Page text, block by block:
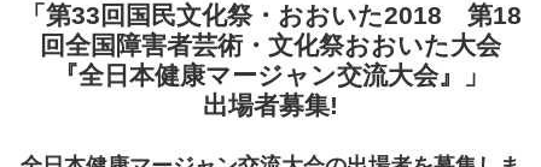
「第33回国民文化祭・おおいた2018 第18
回全国障害者芸術・文化祭おおいた大会
『全日本健康マージャン交流大会』」
出場者募集!